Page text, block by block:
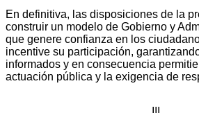
En definitiva, las disposiciones de la
construir un modelo de Gobierno y
que genere confianza en los
incentive su participación,
informados y en consecuencia
actuación pública y la exigencia de